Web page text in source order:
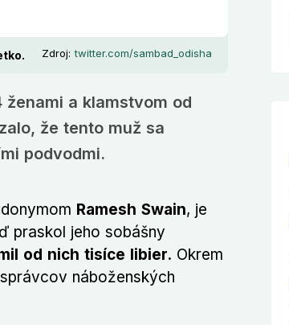
Zdroj:twitter.com/sambad_odisha
ženami a klamstvom od
že tento muž sa
podvodmi.
Ramesh Swain, je
praskol jeho sobášny
od nich tisíce libier. Okrem
náboženských